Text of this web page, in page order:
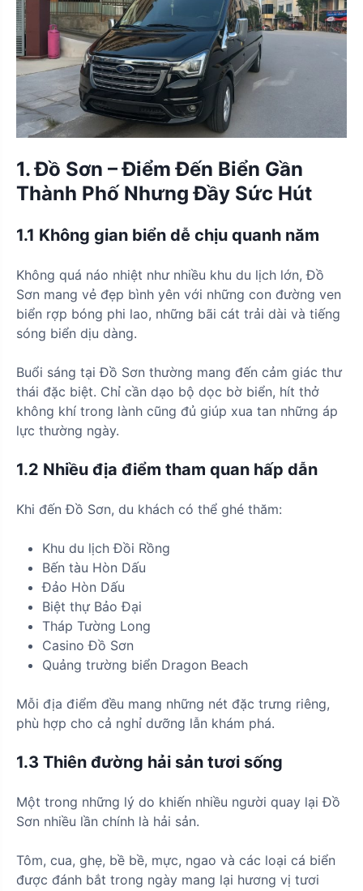
1. Đồ Sơn – Điểm Đến Biển Gần
Thành Phố Nhưng Đầy Sức Hút
1.1 Không gian biển dễ chịu quanh năm
Không quá náo nhiệt như nhiều khu du lịch lớn, Đồ
Sơn mang vẻ đẹp bình yên với những con đường ven
biển rợp bóng phi lao, những bãi cát trải dài và tiếng
sóng biển dịu dàng.
Buổi sáng tại Đồ Sơn thường mang đến cảm giác thư
thái đặc biệt. Chỉ cần dạo bộ dọc bờ biển, hít thở
không khí trong lành cũng đủ giúp xua tan những áp
lực thường ngày.
1.2 Nhiều địa điểm tham quan hấp dẫn
Khi đến Đồ Sơn, du khách có thể ghé thăm:
Khu du lịch Đồi Rồng
Bến tàu Hòn Dấu
Đảo Hòn Dấu
Biệt thự Bảo Đại
Tháp Tường Long
Casino Đồ Sơn
Quảng trường biển Dragon Beach
Mỗi địa điểm đều mang những nét đặc trưng riêng,
phù hợp cho cả nghỉ dưỡng lẫn khám phá.
1.3 Thiên đường hải sản tươi sống
Một trong những lý do khiến nhiều người quay lại Đồ
Sơn nhiều lần chính là hải sản.
Tôm, cua, ghẹ, bề bề, mực, ngao và các loại cá biển
được đánh bắt trong ngày mang lại hương vị tươi